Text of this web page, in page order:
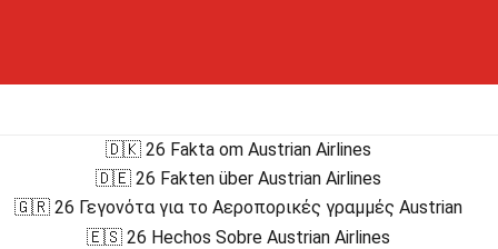
🇩🇰 26 Fakta om Austrian Airlines
🇩🇪 26 Fakten über Austrian Airlines
🇬🇷 26 Γεγονότα για το Αεροπορικές γραμμές Austrian
🇪🇸 26 Hechos Sobre Austrian Airlines